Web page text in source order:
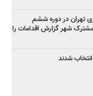
تهران در دوره ششم
شهر گزارش اقدامات را
شدند